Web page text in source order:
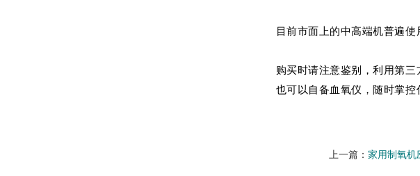
目前市面上的中高端机普遍
购买时请注意鉴别，利用第三
也可以自备血氧仪，随时掌控
上一篇：家用制氧机